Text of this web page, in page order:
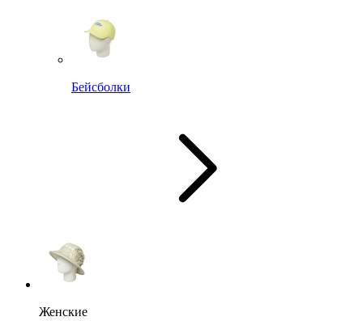
Бейсболки
Женские